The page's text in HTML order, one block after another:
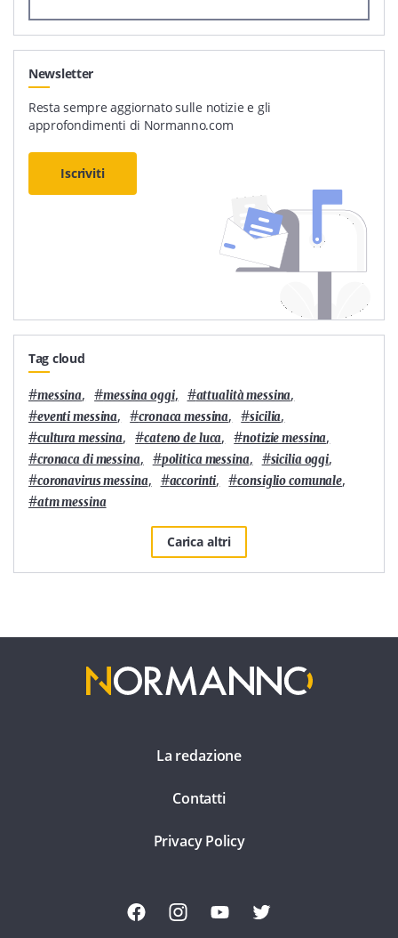
Newsletter
Resta sempre aggiornato sulle notizie e gli
approfondimenti di Normanno.com
Iscriviti
Tag cloud
#messina, #messina oggi, #attualità messina,
#eventi messina, #cronaca messina, #sicilia,
#cultura messina, #cateno de luca, #notizie messina,
#cronaca di messina, #politica messina, #sicilia oggi,
#coronavirus messina, #accorinti, #consiglio comunale,
#atm messina
Carica altri
La redazione
Contatti
Privacy Policy